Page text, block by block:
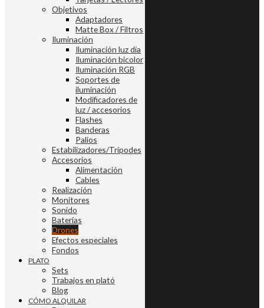
Objetivos
Adaptadores
Matte Box / Filtros
Iluminación
Iluminación luz día
Iluminación bicolor
Iluminación RGB
Soportes de
iluminación
Modificadores de
luz / accesorios
Flashes
Banderas
Palios
Estabilizadores/Trípodes
Accesorios
Alimentación
Cables
Realización
Monitores
Sonido
Baterías
Drones
Efectos especiales
Fondos
PLATO
Sets
Trabajos en plató
Blog
CÓMO ALQUILAR